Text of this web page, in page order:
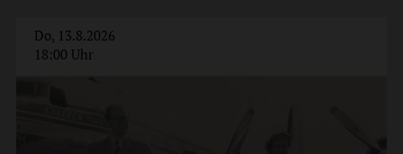
Do, 13.8.2026
18:00 Uhr